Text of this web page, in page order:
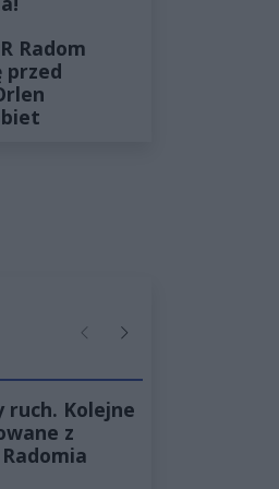
Radom
przed
PoprzednieNastępne
ruch. Kolejne
z